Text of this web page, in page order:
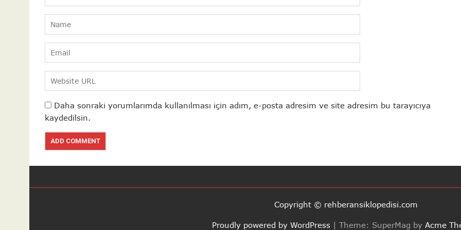
Daha sonraki yorumlarımda kullanılması için adım, e-posta adresim ve site adresim bu tarayıcıya
kaydedilsin.
Copyright © rehberansiklopedisi.com
Proudly powered by WordPress | Theme: SuperMag by Acme